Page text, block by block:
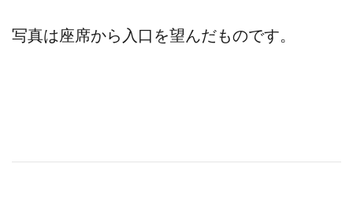
写真は座席から入口を望んだものです。